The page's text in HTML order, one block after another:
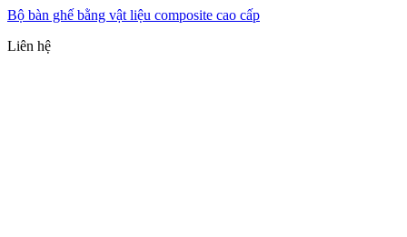
Bộ bàn ghế bằng vật liệu composite cao cấp
Liên hệ